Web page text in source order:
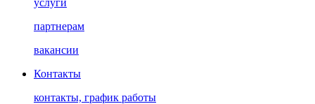
услуги
партнерам
вакансии
Контакты
контакты, график работы